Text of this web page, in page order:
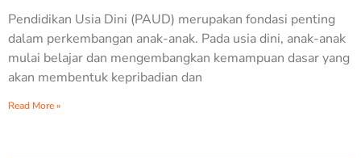
Pendidikan Usia Dini (PAUD) merupakan fondasi penting
dalam perkembangan anak-anak. Pada usia dini, anak-anak
mulai belajar dan mengembangkan kemampuan dasar yang
akan membentuk kepribadian dan
Read More »